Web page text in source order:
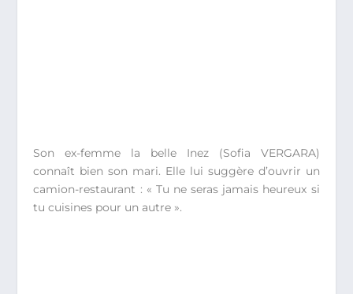
Son ex-femme la belle Inez (Sofia VERGARA)
connaît bien son mari. Elle lui suggère d’ouvrir un
camion-restaurant : « Tu ne seras jamais heureux si
tu cuisines pour un autre ».